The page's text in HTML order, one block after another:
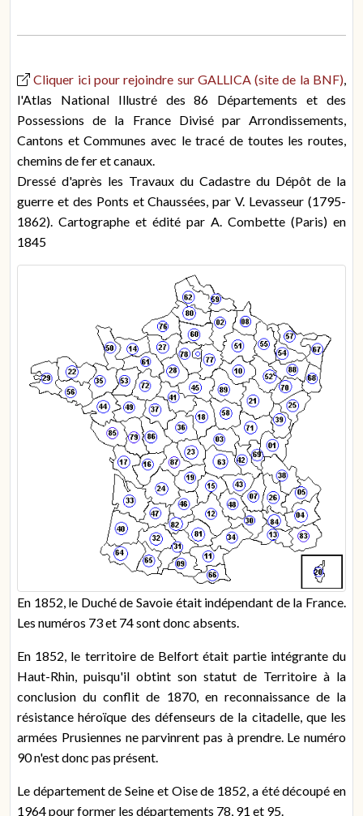
Cliquer ici pour rejoindre sur GALLICA (site de la BNF),
l'Atlas National Illustré des 86 Départements et des
Possessions de la France Divisé par Arrondissements,
Cantons et Communes avec le tracé de toutes les routes,
chemins de fer et canaux.
Dressé d'après les Travaux du Cadastre du Dépôt de la
guerre et des Ponts et Chaussées, par V. Levasseur (1795-
1862). Cartographe et édité par A. Combette (Paris) en
1845
En 1852, le Duché de Savoie était indépendant de la France.
Les numéros 73 et 74 sont donc absents.
En 1852, le territoire de Belfort était partie intégrante du
Haut-Rhin, puisqu'il obtint son statut de Territoire à la
conclusion du conflit de 1870, en reconnaissance de la
résistance héroïque des défenseurs de la citadelle, que les
armées Prusiennes ne parvinrent pas à prendre. Le numéro
90 n'est donc pas présent.
Le département de Seine et Oise de 1852, a été découpé en
1964 pour former les départements 78, 91 et 95.